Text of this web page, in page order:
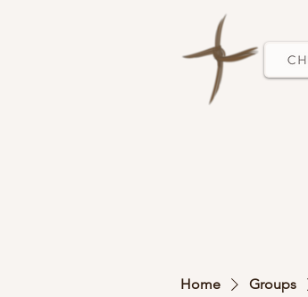
Home Groups